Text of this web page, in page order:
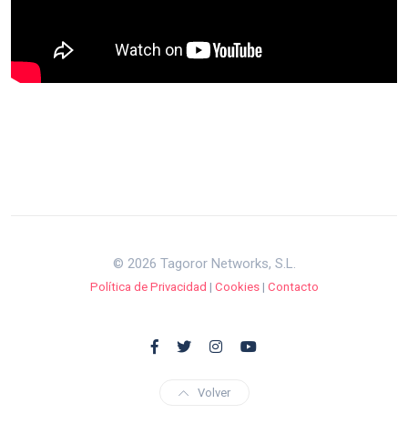
© 2026 Tagoror Networks, S.L.
Política de Privacidad | Cookies| Contacto
Volver